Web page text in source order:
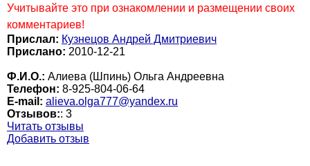
Учитывайте это при ознакомлении и размещении своих
комментариев!
Прислал: Кузнецов Андрей Дмитриевич
Прислано: 2010-12-21
Ф.И.О.: Алиева (Шпинь) Ольга Андреевна
Телефон: 8-925-804-06-64
E-mail: alieva.olga777@yandex.ru
Отзывов:: 3
Читать отзывы
Добавить отзыв